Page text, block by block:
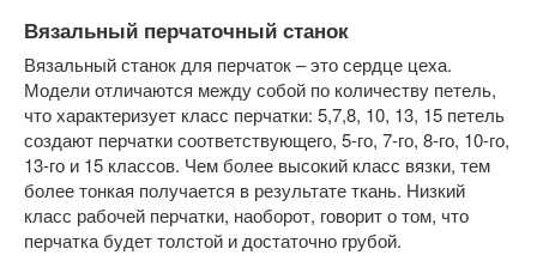
Вязальный перчаточный станок
Вязальный станок для перчаток – это сердце цеха.
Модели отличаются между собой по количеству петель,
что характеризует класс перчатки: 5,7,8, 10, 13, 15 петель
создают перчатки соответствующего, 5-го, 7-го, 8-го, 10-го,
13-го и 15 классов. Чем более высокий класс вязки, тем
более тонкая получается в результате ткань. Низкий
класс рабочей перчатки, наоборот, говорит о том, что
перчатка будет толстой и достаточно грубой.